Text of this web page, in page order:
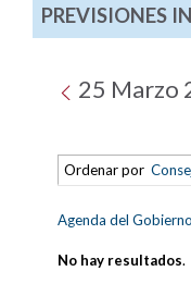
PREVISIONES
25 Marzo
Ordenar por
Agenda del Gobierno
No hay resultados.